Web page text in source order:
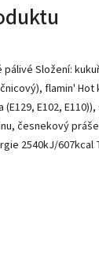
Složení:
flamin'
E102,
česnekový
2540kJ/